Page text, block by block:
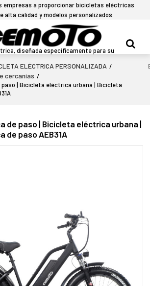
empresas a proporcionar bicicletas eléctricas
alta calidad y modelos personalizados.
diseñada específicamente para su
ELÉCTRICA PERSONALIZADA /
cercanías /
| Bicicleta eléctrica urbana | Bicicleta
de paso | Bicicleta eléctrica urbana |
de paso AEB31A